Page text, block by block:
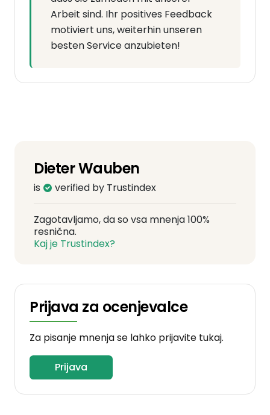
Arbeit sind. Ihr positives Feedback
motiviert uns, weiterhin unseren
besten Service anzubieten!
Dieter Wauben
is verified by Trustindex
Zagotavljamo, da so vsa mnenja 100%
resnična.
Kaj je Trustindex?
Prijava za ocenjevalce
Za pisanje mnenja se lahko prijavite tukaj.
Prijava